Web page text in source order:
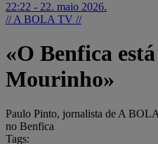
22:22 - 22. maio 2026.
// A BOLA TV //
«O Benfica
Mourinho»
Paulo Pinto, jornalista de A
no Benfica
Tags: